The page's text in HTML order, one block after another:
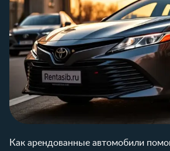
Как арендованные автомобили